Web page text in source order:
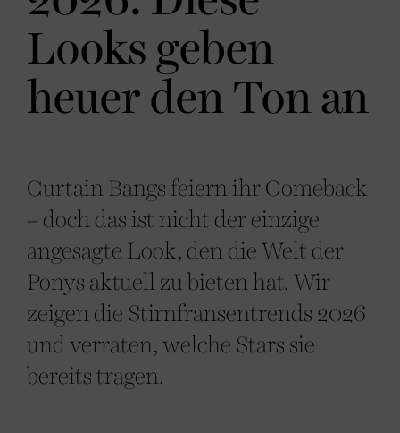
Looks geben
heuer den Ton an
Curtain Bangs feiern ihr Comeback
– doch das ist nicht der einzige
angesagte Look, den die Welt der
Ponys aktuell zu bieten hat. Wir
zeigen die Stirnfransentrends 2026
und verraten, welche Stars sie
bereits tragen.